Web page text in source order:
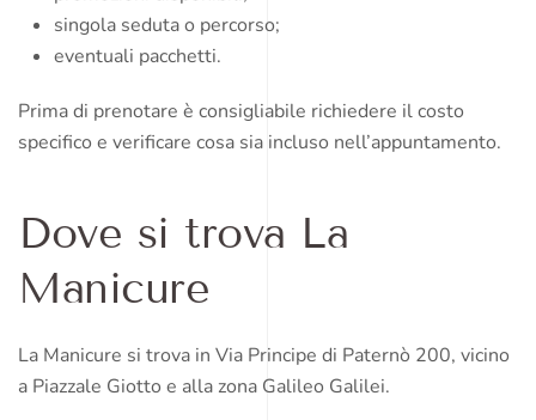
singola seduta o percorso;
eventuali pacchetti.
Prima di prenotare è consigliabile richiedere il costo
specifico e verificare cosa sia incluso nell’appuntamento.
Dove si trova La
Manicure
La Manicure si trova in Via Principe di Paternò 200, vicino
a Piazzale Giotto e alla zona Galileo Galilei.